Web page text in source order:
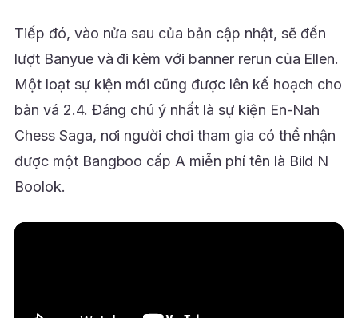
Tiếp đó, vào nửa sau của bản cập nhật, sẽ đến
lượt Banyue và đi kèm với banner rerun của Ellen.
Một loạt sự kiện mới cũng được lên kế hoạch cho
bản vá 2.4. Đáng chú ý nhất là sự kiện En-Nah
Chess Saga, nơi người chơi tham gia có thể nhận
được một Bangboo cấp A miễn phí tên là Bild N
Boolok.